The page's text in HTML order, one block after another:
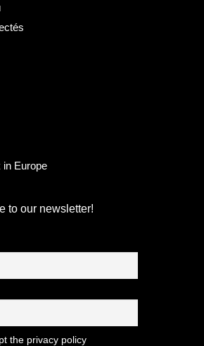
in Europe
to our newsletter!
the privacy policy